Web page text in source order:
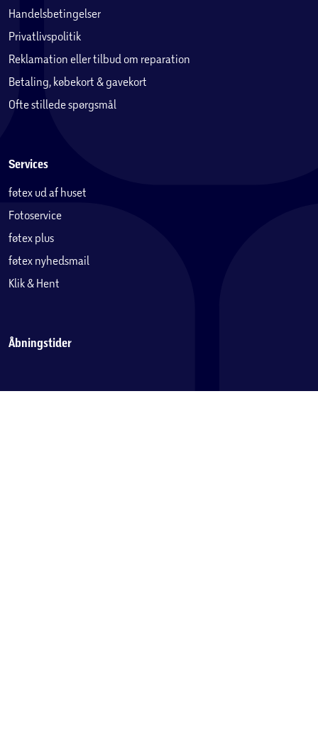
Handelsbetingelser
Privatlivspolitik
Reklamation eller tilbud om reparation
Betaling, købekort & gavekort
Ofte stillede spørgsmål
Services
føtex ud af huset
Fotoservice
føtex plus
føtex nyhedsmail
Klik & Hent
Åbningstider